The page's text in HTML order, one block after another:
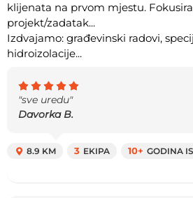
klijenata na prvom mjestu.
projekt/zadatak...
Izdvajamo: građevinski radovi,
hidroizolacije...
"sve uredu"
Davorka B.
8.9 KM 3 EKIPA 10+ GODINA